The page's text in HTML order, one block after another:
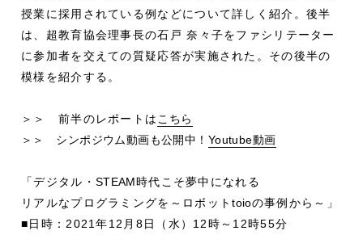
授業に採用されている例などについて詳しく紹介。後半
は、超教育協会理事長の石戸 奈々子をファシリテーター
に参加者を交えての質疑応答が実施された。その後半の
模様を紹介する。
＞＞ 前半のレポートは こちら
＞＞ シンポジウム動画も公開中！ Youtube動画
「デジタル・ STEAM時代こそ夢中になれる
リアルなプログラミングを～ロボットtoioの事例から～」
■日時：2021年12月8日（水）12時～12時55分